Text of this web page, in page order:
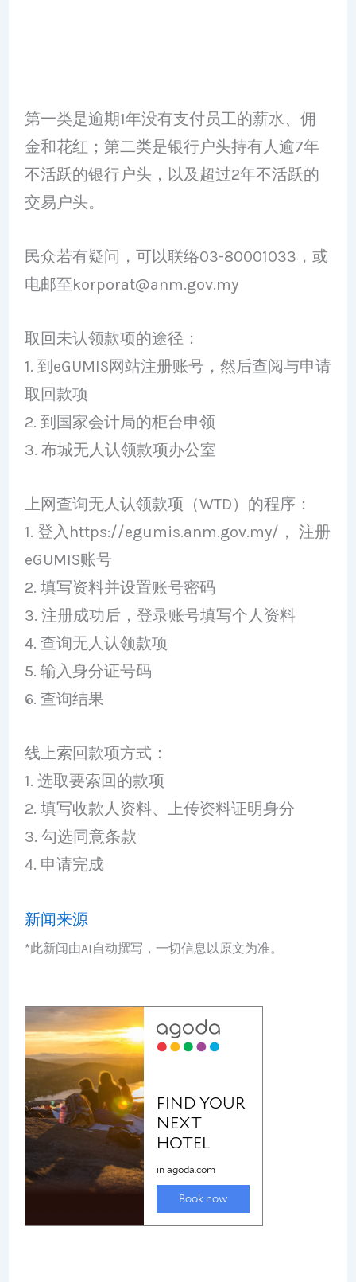
第一类是逾期1年没有支付员工的薪水、佣
金和花红；第二类是银行户头持有人逾7年
不活跃的银行户头，以及超过2年不活跃的
交易户头。
民众若有疑问，可以联络03-80001033，或
电邮至korporat@anm.gov.my
取回未认领款项的途径：
1. 到eGUMIS网站注册账号，然后查阅与申请
取回款项
2. 到国家会计局的柜台申领
3. 布城无人认领款项办公室
上网查询无人认领款项（WTD）的程序：
1. 登入https://egumis.anm.gov.my/， 注册
eGUMIS账号
2. 填写资料并设置账号密码
3. 注册成功后，登录账号填写个人资料
4. 查询无人认领款项
5. 输入身分证号码
6. 查询结果
线上索回款项方式：
1. 选取要索回的款项
2. 填写收款人资料、上传资料证明身分
3. 勾选同意条款
4. 申请完成
新闻来源
*此新闻由AI自动撰写，一切信息以原文为准。